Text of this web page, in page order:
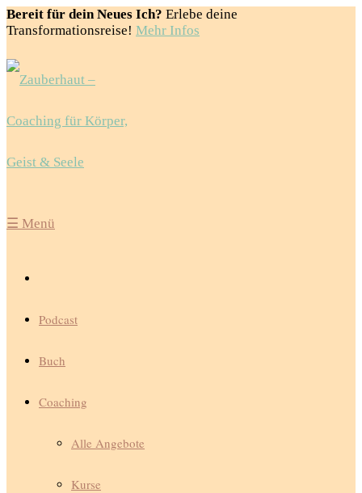
Bereit für dein Neues Ich? Erlebe deine
Transformationsreise! Mehr Infos
☰ Menü
Podcast
Buch
Coaching
Alle Angebote
Kurse